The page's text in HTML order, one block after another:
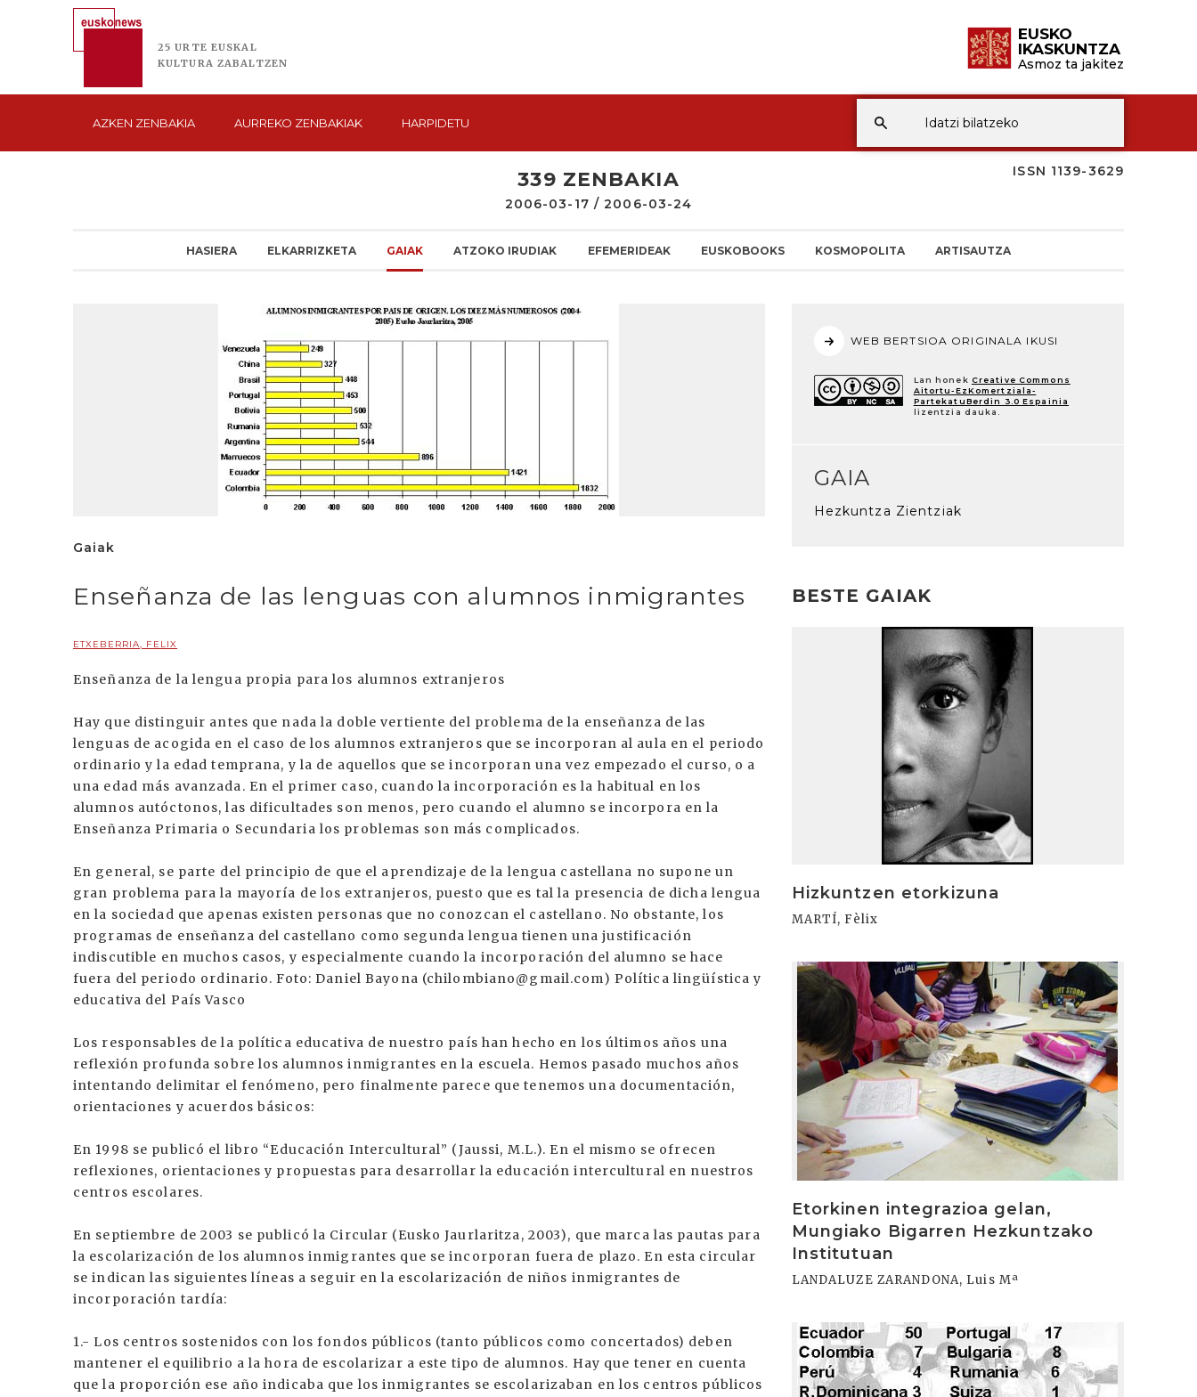
25 URTE EUSKAL
KULTURA ZABALTZEN
EUSKO
IKASKUNTZA
Asmoz ta jakitez
AZKEN ZENBAKIA AURREKO ZENBAKIAK HARPIDETU
ISSN 1139-3629
339 ZENBAKIA
2006-03-17 / 2006-03-24
HASIERA ELKARRIZKETA GAIAK ATZOKO IRUDIAK EFEMERIDEAK EUSKOBOOKS KOSMOPOLITA ARTISAUTZA
Gaiak
Enseñanza de las lenguas con alumnos inmigrantes
ETXEBERRIA, FELIX
Enseñanza de la lengua propia para los alumnos extranjeros
Hay que distinguir antes que nada la doble vertiente del problema de la enseñanza de las
lenguas de acogida en el caso de los alumnos extranjeros que se incorporan al aula en el periodo
ordinario y la edad temprana, y la de aquellos que se incorporan una vez empezado el curso, o a
una edad más avanzada. En el primer caso, cuando la incorporación es la habitual en los
alumnos autóctonos, las dificultades son menos, pero cuando el alumno se incorpora en la
Enseñanza Primaria o Secundaria los problemas son más complicados.
En general, se parte del principio de que el aprendizaje de la lengua castellana no supone un
gran problema para la mayoría de los extranjeros, puesto que es tal la presencia de dicha lengua
en la sociedad que apenas existen personas que no conozcan el castellano. No obstante, los
programas de enseñanza del castellano como segunda lengua tienen una justificación
indiscutible en muchos casos, y especialmente cuando la incorporación del alumno se hace
fuera del periodo ordinario. Foto: Daniel Bayona (chilombiano@gmail.com) Política lingüística y
educativa del País Vasco
Los responsables de la política educativa de nuestro país han hecho en los últimos años una
reflexión profunda sobre los alumnos inmigrantes en la escuela. Hemos pasado muchos años
intentando delimitar el fenómeno, pero finalmente parece que tenemos una documentación,
orientaciones y acuerdos básicos:
En 1998 se publicó el libro “Educación Intercultural” (Jaussi, M.L.). En el mismo se ofrecen
reflexiones, orientaciones y propuestas para desarrollar la educación intercultural en nuestros
centros escolares.
En septiembre de 2003 se publicó la Circular (Eusko Jaurlaritza, 2003), que marca las pautas para
la escolarización de los alumnos inmigrantes que se incorporan fuera de plazo. En esta circular
se indican las siguientes líneas a seguir en la escolarización de niños inmigrantes de
incorporación tardía:
1.- Los centros sostenidos con los fondos públicos (tanto públicos como concertados) deben
mantener el equilibrio a la hora de escolarizar a este tipo de alumnos. Hay que tener en cuenta
que la proporción ese año indicaba que los inmigrantes se escolarizaban en los centros públicos
WEB BERTSIOA ORIGINALA IKUSI
Lan honek Creative Commons
Aitortu-EzKomertziala-
PartekatuBerdin 3.0 Espainia
lizentzia dauka.
GAIA
Hezkuntza Zientziak
BESTE GAIAK
Hizkuntzen etorkizuna
MARTÍ, Fèlix
Etorkinen integrazioa gelan,
Mungiako Bigarren Hezkuntzako
Institutuan
LANDALUZE ZARANDONA, Luis Mª
Irakurri
Irakurri